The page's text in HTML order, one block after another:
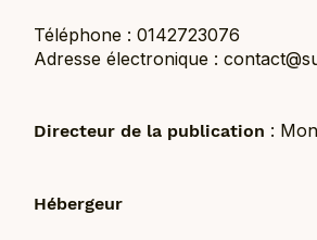
Téléphone : 0142723076
Adresse électronique :
Directeur de la publication :
Hébergeur